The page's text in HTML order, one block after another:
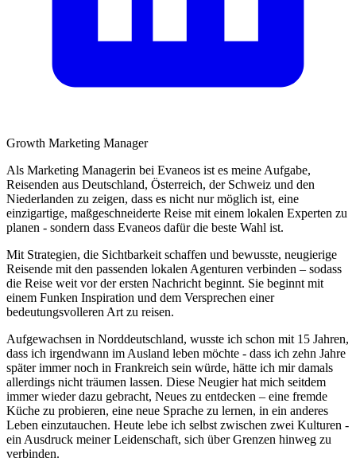
Growth Marketing Manager
Als Marketing Managerin bei Evaneos ist es meine Aufgabe,
Reisenden aus Deutschland, Österreich, der Schweiz und den
Niederlanden zu zeigen, dass es nicht nur möglich ist, eine
einzigartige, maßgeschneiderte Reise mit einem lokalen Experten zu
planen - sondern dass Evaneos dafür die beste Wahl ist.
Mit Strategien, die Sichtbarkeit schaffen und bewusste, neugierige
Reisende mit den passenden lokalen Agenturen verbinden – sodass
die Reise weit vor der ersten Nachricht beginnt. Sie beginnt mit
einem Funken Inspiration und dem Versprechen einer
bedeutungsvolleren Art zu reisen.
Aufgewachsen in Norddeutschland, wusste ich schon mit 15 Jahren,
dass ich irgendwann im Ausland leben möchte - dass ich zehn Jahre
später immer noch in Frankreich sein würde, hätte ich mir damals
allerdings nicht träumen lassen. Diese Neugier hat mich seitdem
immer wieder dazu gebracht, Neues zu entdecken – eine fremde
Küche zu probieren, eine neue Sprache zu lernen, in ein anderes
Leben einzutauchen. Heute lebe ich selbst zwischen zwei Kulturen -
ein Ausdruck meiner Leidenschaft, sich über Grenzen hinweg zu
verbinden.